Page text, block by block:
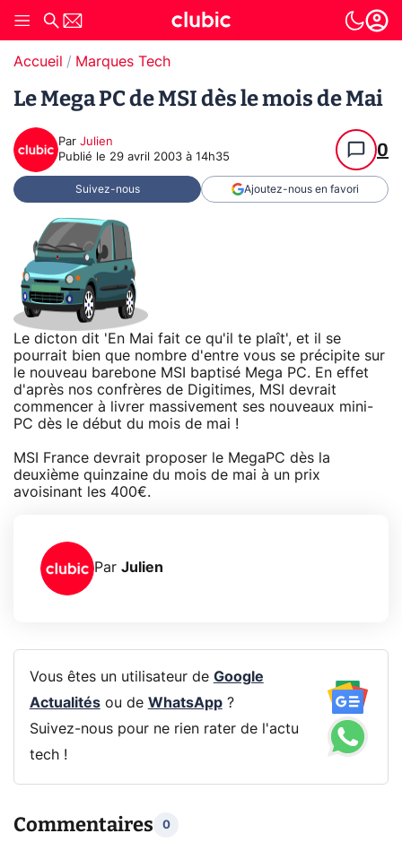
Accueil Marques Tech
Le Mega PC de MSI dès le mois de Mai
Par Julien
Publié le 29 avril 2003 à 14h35 0
Suivez-nous Ajoutez-nous en favori
Le dicton dit 'En Mai fait ce qu'il te plaît', et il se
pourrait bien que nombre d'entre vous se précipite sur
le nouveau barebone MSI baptisé Mega PC. En effet
d'après nos confrères de Digitimes, MSI devrait
commencer à livrer massivement ses nouveaux mini-
PC dès le début du mois de mai !
MSI France devrait proposer le MegaPC dès la
deuxième quinzaine du mois de mai à un prix
avoisinant les 400€.
Par Julien
Vous êtes un utilisateur de Google
Actualitésou de WhatsApp?
Suivez-nous pour ne rien rater de l'actu
tech !
Commentaires 0